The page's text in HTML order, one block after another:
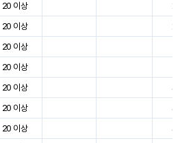
20 이상
20 이상
20 이상
20 이상
20 이상
20 이상
20 이상